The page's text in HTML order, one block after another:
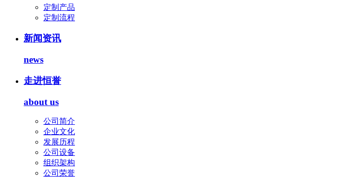
定制产品
定制流程
新闻资讯
news
走进恒誉
about us
公司简介
企业文化
发展历程
公司设备
组织架构
公司荣誉